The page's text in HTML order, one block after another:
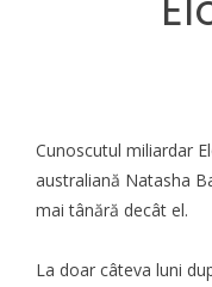
Cunoscutul miliardar
australiană Natasha
mai tânără decât el.
La doar câteva luni